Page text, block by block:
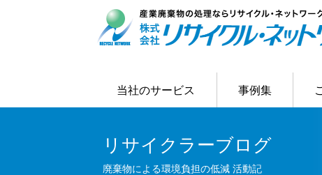
当社のサービス 事例集
主なリサイクル処理の事例
お客様の問題解決
会社情報
リサイクラーブログ
廃棄物による環境負担の低減 活動記